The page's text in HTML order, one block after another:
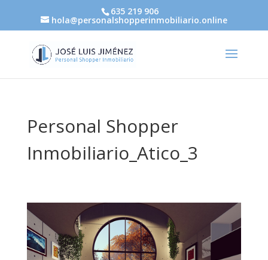
635 219 906
hola@personalshopperinmobiliario.online
Personal Shopper
Inmobiliario_Atico_3